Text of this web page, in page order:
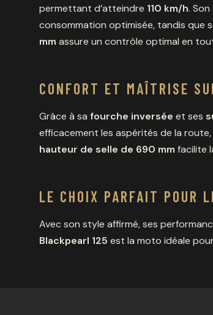
permettant d’atteindre 110 km/h. Son
consommation optimisée, tandis que
mm assure un contrôle optimal en
CONFORT ET MAÎTRISE
Grâce à sa fourche inversée et ses
efficacement les aspérités de la
hauteur de selle de 690 mm facilite
LE CHOIX PARFAIT POUR
Avec son style affirmé, ses
Blackpearl 125 est la moto idéale